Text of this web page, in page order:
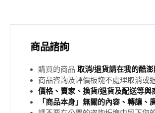
商品諮詢
購買的商品 取消/退貨請在我的酷
商品咨詢及評價板塊不處理取消或
價格、賣家、換貨/退貨及配送等
「商品本身」無關的內容、轉讓